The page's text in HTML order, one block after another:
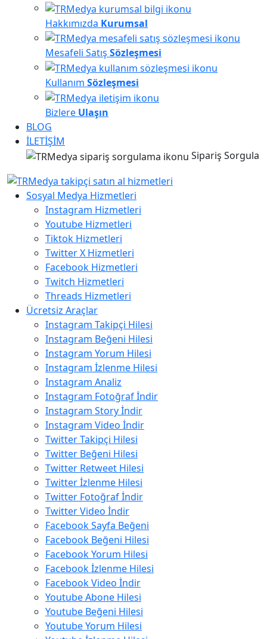
Hakkımızda Kurumsal
Mesafeli Satış Sözleşmesi
Kullanım Sözleşmesi
Bizlere Ulaşın
BLOG
İLETİŞİM
Sipariş Sorgula
Sosyal Medya Hizmetleri
Instagram Hizmetleri
Youtube Hizmetleri
Tiktok Hizmetleri
Twitter X Hizmetleri
Facebook Hizmetleri
Twitch Hizmetleri
Threads Hizmetleri
Ücretsiz Araçlar
Instagram Takipçi Hilesi
Instagram Beğeni Hilesi
Instagram Yorum Hilesi
Instagram İzlenme Hilesi
Instagram Analiz
Instagram Fotoğraf İndir
Instagram Story İndir
Instagram Video İndir
Twitter Takipçi Hilesi
Twitter Beğeni Hilesi
Twitter Retweet Hilesi
Twitter İzlenme Hilesi
Twitter Fotoğraf İndir
Twitter Video İndir
Facebook Sayfa Beğeni
Facebook Beğeni Hilesi
Facebook Yorum Hilesi
Facebook İzlenme Hilesi
Facebook Video İndir
Youtube Abone Hilesi
Youtube Beğeni Hilesi
Youtube Yorum Hilesi